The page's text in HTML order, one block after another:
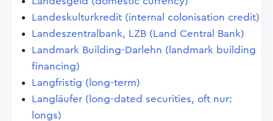
Landeskulturkredit (internal colonisation credit)
Landeszentralbank, LZB (Land Central Bank)
Landmark Building-Darlehn (landmark building
financing)
Langfristig (long-term)
Langläufer (long-dated securities, oft nur:
longs)